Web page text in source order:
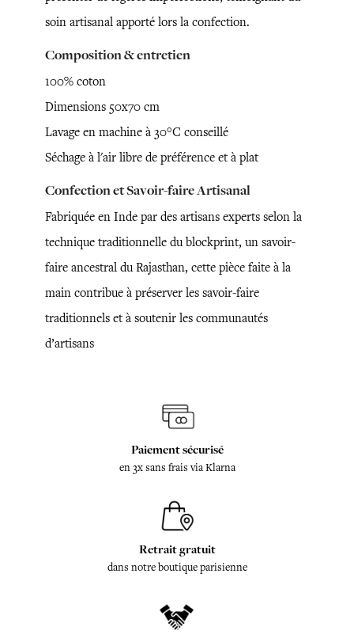
soin artisanal apporté lors la confection.
Composition & entretien
100% coton
Dimensions 50x70 cm
Lavage en machine à 30°C conseillé
Séchage à l'air libre de préférence et à plat
Confection et Savoir-faire Artisanal
Fabriquée en Inde par des artisans experts selon la
technique traditionnelle du blockprint, un savoir-
faire ancestral du Rajasthan, cette pièce faite à la
main contribue à préserver les savoir-faire
traditionnels et à soutenir les communautés
d’artisans
Paiement sécurisé
en 3x sans frais via Klarna
Retrait gratuit
dans notre boutique parisienne